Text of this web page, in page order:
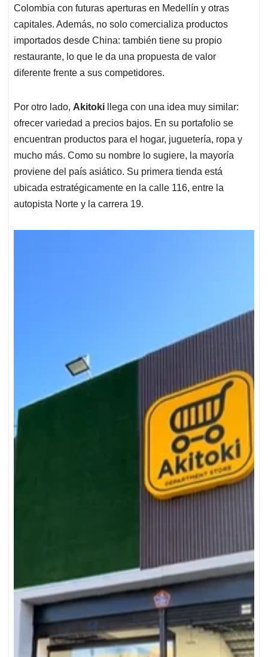
Colombia con futuras aperturas en Medellín y otras
capitales. Además, no solo comercializa productos
importados desde China: también tiene su propio
restaurante, lo que le da una propuesta de valor
diferente frente a sus competidores.
Por otro lado, Akitoki llega con una idea muy similar:
ofrecer variedad a precios bajos. En su portafolio se
encuentran productos para el hogar, juguetería, ropa y
mucho más. Como su nombre lo sugiere, la mayoría
proviene del país asiático. Su primera tienda está
ubicada estratégicamente en la calle 116, entre la
autopista Norte y la carrera 19.